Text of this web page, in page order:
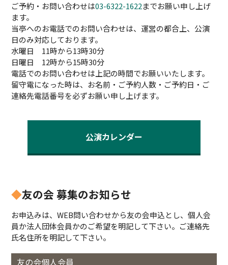
ご予約・お問い合わせは03-6322-1622までお願い申し上げ
ます。
当亭へのお電話でのお問い合わせは、運営の都合上、公演
日のみ対応しております。
水曜日 11時から13時30分
日曜日 12時から15時30分
電話でのお問い合わせは上記の時間でお願いいたします。
留守電になった時は、お名前・ご予約人数・ご予約日・ご
連絡先電話番号を必ずお願い申し上げます。
公演カレンダー
◆友の会 募集のお知らせ
お申込みは、WEB問い合わせから友の会申込とし、個人会
員か法人団体会員かのご希望を明記して下さい。ご連絡先
氏名住所を明記して下さい。
友の会個人会員